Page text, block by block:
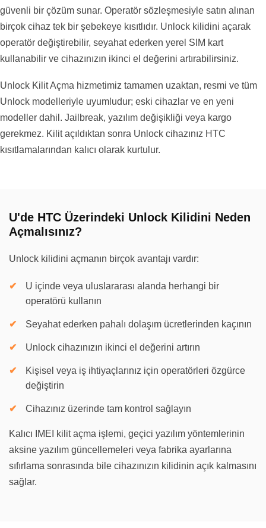
güvenli bir çözüm sunar. Operatör sözleşmesiyle satın alınan
birçok cihaz tek bir şebekeye kısıtlıdır. Unlock kilidini açarak
operatör değiştirebilir, seyahat ederken yerel SIM kart
kullanabilir ve cihazınızın ikinci el değerini artırabilirsiniz.
Unlock Kilit Açma hizmetimiz tamamen uzaktan, resmi ve tüm
Unlock modelleriyle uyumludur; eski cihazlar ve en yeni
modeller dahil. Jailbreak, yazılım değişikliği veya kargo
gerekmez. Kilit açıldıktan sonra Unlock cihazınız HTC
kısıtlamalarından kalıcı olarak kurtulur.
U'de HTC Üzerindeki Unlock Kilidini Neden
Açmalısınız?
Unlock kilidini açmanın birçok avantajı vardır:
U içinde veya uluslararası alanda herhangi bir
operatörü kullanın
Seyahat ederken pahalı dolaşım ücretlerinden kaçının
Unlock cihazınızın ikinci el değerini artırın
Kişisel veya iş ihtiyaçlarınız için operatörleri özgürce
değiştirin
Cihazınız üzerinde tam kontrol sağlayın
Kalıcı IMEI kilit açma işlemi, geçici yazılım yöntemlerinin
aksine yazılım güncellemeleri veya fabrika ayarlarına
sıfırlama sonrasında bile cihazınızın kilidinin açık kalmasını
sağlar.